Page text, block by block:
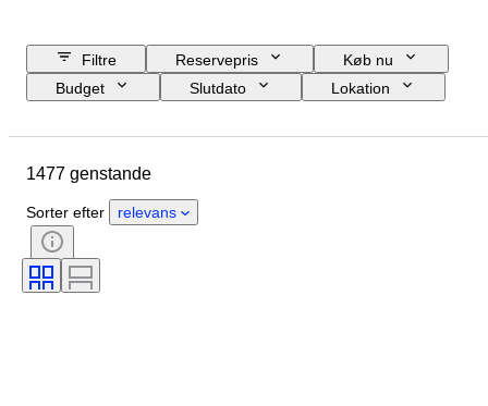
Filtre Reservepris
Køb nu
Budget
Slutdato
Lokation
Tilstand
Teknik
Udgave
Objektivmontering
Videooptagertype
Teleskoptype
1477 genstande
Sorter efter relevans